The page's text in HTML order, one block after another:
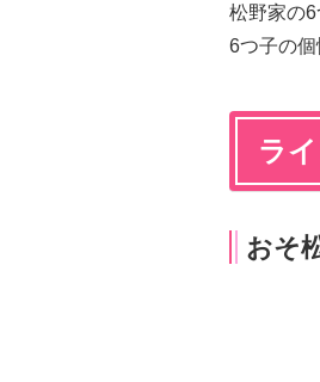
松野家の
6つ子の個
ラ
おそ